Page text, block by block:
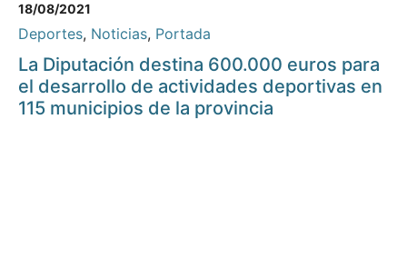
18/08/2021
Deportes, Noticias, Portada
La Diputación destina 600.000 euros para
el desarrollo de actividades deportivas en
115 municipios de la provincia